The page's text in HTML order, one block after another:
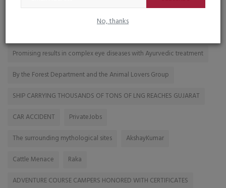
No, thanks
Promising results in complex eye diseases with Ayurvedic treatment
By the Forest Department and the Animal Lovers Group
SHIP CARRYING THOUSANDS OF TONS OF LNG REACHES GUJARAT
CAR ACCIDENT
PrivateJobs
The surrounding mythological sites
AkshayKumar
Cattle Menace
Raka
ADVENTURE COURSE CAMPERS HONORED WITH CERTIFICATES